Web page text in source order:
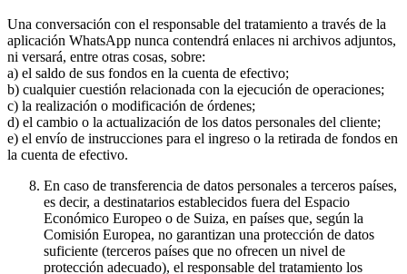
Una conversación con el responsable del tratamiento a través de la
aplicación WhatsApp nunca contendrá enlaces ni archivos adjuntos,
ni versará, entre otras cosas, sobre:
a) el saldo de sus fondos en la cuenta de efectivo;
b) cualquier cuestión relacionada con la ejecución de operaciones;
c) la realización o modificación de órdenes;
d) el cambio o la actualización de los datos personales del cliente;
e) el envío de instrucciones para el ingreso o la retirada de fondos en
la cuenta de efectivo.
En caso de transferencia de datos personales a terceros países,
es decir, a destinatarios establecidos fuera del Espacio
Económico Europeo o de Suiza, en países que, según la
Comisión Europea, no garantizan una protección de datos
suficiente (terceros países que no ofrecen un nivel de
protección adecuado), el responsable del tratamiento los